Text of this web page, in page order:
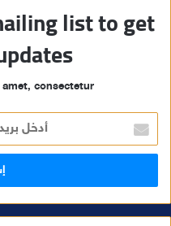
list to get
consectetur.
أ
خ
ل
ر